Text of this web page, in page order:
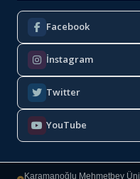
Facebook
İnstagram
Twitter
YouTube
Karamanoğlu Mehmetbey